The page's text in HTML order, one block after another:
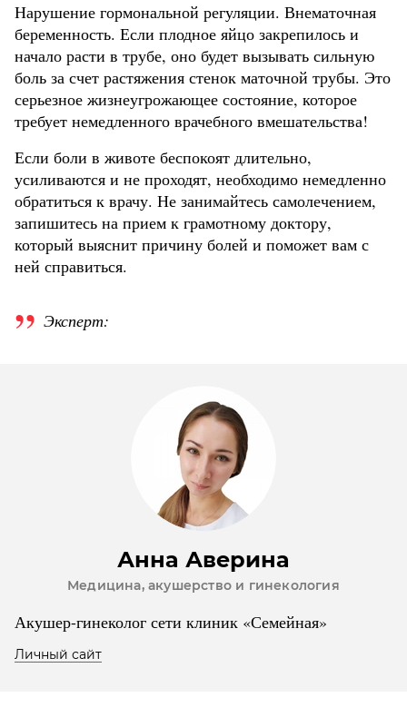
Нарушение гормональной регуляции. Внематочная
беременность. Если плодное яйцо закрепилось и
начало расти в трубе, оно будет вызывать сильную
боль за счет растяжения стенок маточной трубы. Это
серьезное жизнеугрожающее состояние, которое
требует немедленного врачебного вмешательства!
Если боли в животе беспокоят длительно,
усиливаются и не проходят, необходимо немедленно
обратиться к врачу. Не занимайтесь самолечением,
запишитесь на прием к грамотному доктору,
который выяснит причину болей и поможет вам с
ней справиться.
Эксперт:
Анна Аверина
Медицина, акушерство и гинекология
Акушер-гинеколог сети клиник «Семейная»
Личный сайт